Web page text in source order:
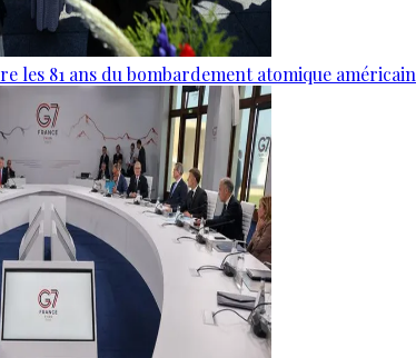
les 81 ans du bombardement atomique américain